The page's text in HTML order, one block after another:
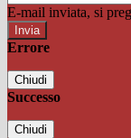
E-mail inviata, si
Errore
Chiudi
Successo
Chiudi